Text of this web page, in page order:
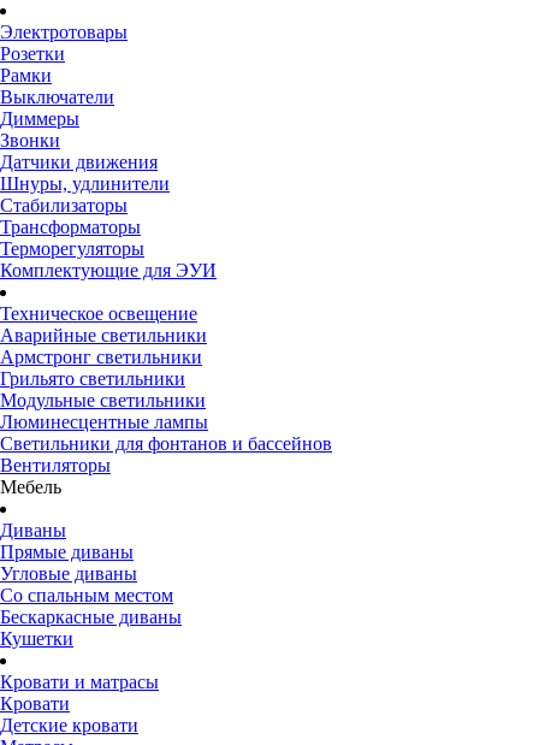
Электротовары
Розетки
Рамки
Выключатели
Диммеры
Звонки
Датчики движения
Шнуры, удлинители
Стабилизаторы
Трансформаторы
Терморегуляторы
Комплектующие для ЭУИ
Техническое освещение
Аварийные светильники
Армстронг светильники
Грильято светильники
Модульные светильники
Люминесцентные лампы
Светильники для фонтанов и бассейнов
Вентиляторы
Мебель
Диваны
Прямые диваны
Угловые диваны
Со спальным местом
Бескаркасные диваны
Кушетки
Кровати и матрасы
Кровати
Детские кровати